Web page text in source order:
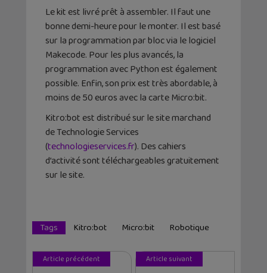
Le kit est livré prêt à assembler. Il faut une
bonne demi-heure pour le monter. Il est basé
sur la programmation par bloc via le logiciel
Makecode. Pour les plus avancés, la
programmation avec Python est également
possible. Enfin, son prix est très abordable, à
moins de 50 euros avec la carte Micro:bit.
Kitro:bot est distribué sur le site marchand
de Technologie Services
(technologieservices.fr). Des cahiers
d’activité sont téléchargeables gratuitement
sur le site.
Tags Kitro:bot Micro:bit Robotique
Article précédent Article suivant